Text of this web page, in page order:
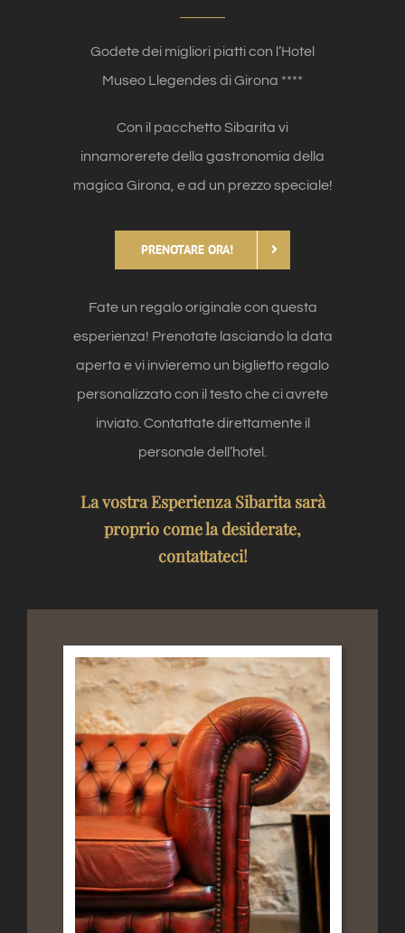
Godete dei migliori piatti con l’Hotel
Museo Llegendes di Girona ****
Con il pacchetto Sibarita vi
innamorerete della gastronomia della
magica Girona, e ad un prezzo speciale!
PRENOTARE ORA!
Fate un regalo originale con questa
esperienza! Prenotate lasciando la data
aperta e vi invieremo un biglietto regalo
personalizzato con il testo che ci avrete
inviato. Contattate direttamente il
personale dell’hotel.
La vostra Esperienza Sibarita sarà
proprio come la desiderate,
contattateci!